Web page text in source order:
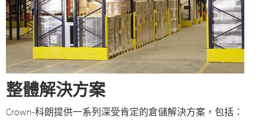
整體解決方案
Crown-科朗提供一系列深受肯定的倉儲解決方案，包括：